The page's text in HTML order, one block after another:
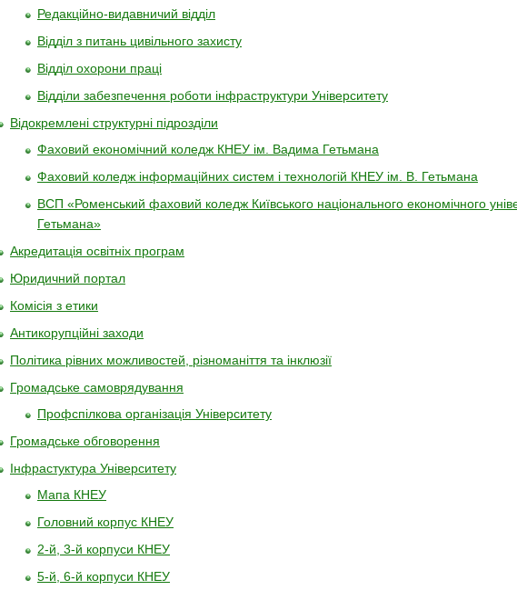
Редакційно-видавничий відділ
Відділ з питань цивільного захисту
Відділ охорони праці
Відділи забезпечення роботи інфраструктури Університету
Відокремлені структурні підрозділи
Фаховий економічний коледж КНЕУ ім. Вадима Гетьмана
Фаховий коледж інформаційних систем і технологій КНЕУ ім. В. Гетьмана
ВСП «Роменський фаховий коледж Київського національного економічного
Гетьмана»
Акредитація освітніх програм
Юридичний портал
Комісія з етики
Антикорупційні заходи
Політика рівних можливостей, різноманіття та інклюзії
Громадське самоврядування
Профспілкова організація Університету
Громадське обговорення
Інфрастуктура Університету
Мапа КНЕУ
Головний корпус КНЕУ
2-й, 3-й корпуси КНЕУ
5-й, 6-й корпуси КНЕУ